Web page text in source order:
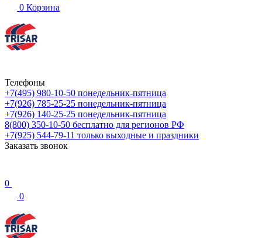
0 Корзина
Телефоны
+7(495) 980-10-50 понедельник-пятница
+7(926) 785-25-25 понедельник-пятница
+7(926) 140-25-25 понедельник-пятница
8(800) 350-10-50 бесплатно для регионов РФ
+7(925) 544-79-11 только выходные и праздники
Заказать звонок
0
0